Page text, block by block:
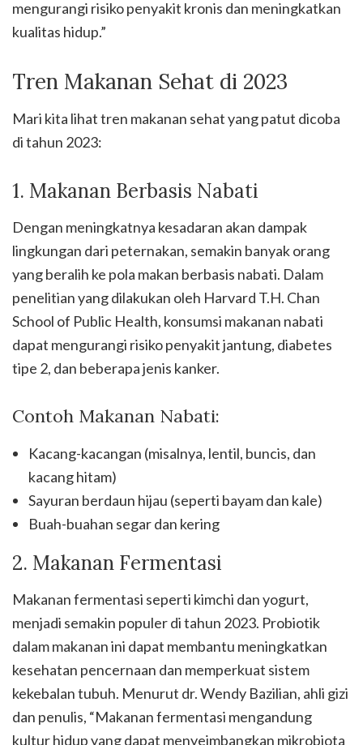
mengurangi risiko penyakit kronis dan meningkatkan
kualitas hidup.”
Tren Makanan Sehat di 2023
Mari kita lihat tren makanan sehat yang patut dicoba
di tahun 2023:
1. Makanan Berbasis Nabati
Dengan meningkatnya kesadaran akan dampak
lingkungan dari peternakan, semakin banyak orang
yang beralih ke pola makan berbasis nabati. Dalam
penelitian yang dilakukan oleh Harvard T.H. Chan
School of Public Health, konsumsi makanan nabati
dapat mengurangi risiko penyakit jantung, diabetes
tipe 2, dan beberapa jenis kanker.
Contoh Makanan Nabati:
Kacang-kacangan (misalnya, lentil, buncis, dan
kacang hitam)
Sayuran berdaun hijau (seperti bayam dan kale)
Buah-buahan segar dan kering
2. Makanan Fermentasi
Makanan fermentasi seperti kimchi dan yogurt,
menjadi semakin populer di tahun 2023. Probiotik
dalam makanan ini dapat membantu meningkatkan
kesehatan pencernaan dan memperkuat sistem
kekebalan tubuh. Menurut dr. Wendy Bazilian, ahli gizi
dan penulis, “Makanan fermentasi mengandung
kultur hidup yang dapat menyeimbangkan mikrobiota